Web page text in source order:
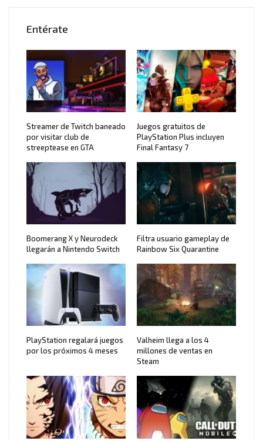
Entérate
Streamer de Twitch baneado
por visitar club de
streeptease en GTA
Juegos gratuitos de
PlayStation Plus incluyen
Final Fantasy 7
Boomerang X y Neurodeck
llegarán a Nintendo Switch
Filtra usuario gameplay de
Rainbow Six Quarantine
PlayStation regalará juegos
por los próximos 4 meses
Valheim llega a los 4
millones de ventas en
Steam